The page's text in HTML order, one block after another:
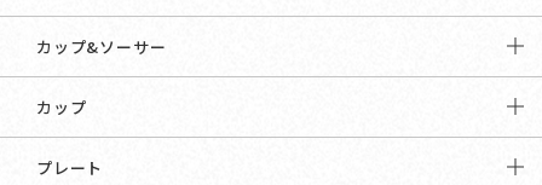
カップ&ソーサー
カップ
プレート